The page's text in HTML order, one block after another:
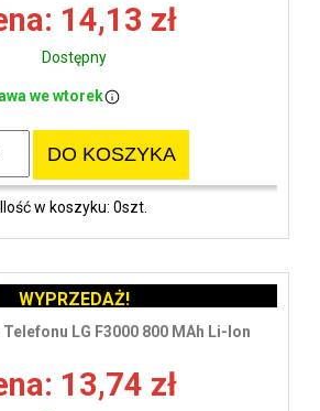
14,13 zł
Dostępny
we wtorek
DO KOSZYKA
Ilość w koszyku: 0szt.
Telefonu LG F3000 800 MAh Li-Ion
13,74 zł
WYPRZEDAŻ!